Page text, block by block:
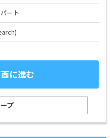
ート
に進む
プ